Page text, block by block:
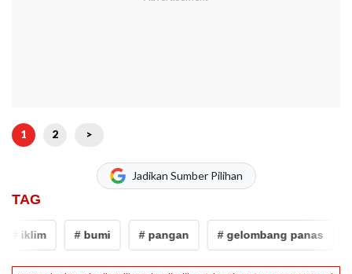
1 2 >
Jadikan Sumber Pilihan
TAG
iklim # bumi # pangan # gelombang panas